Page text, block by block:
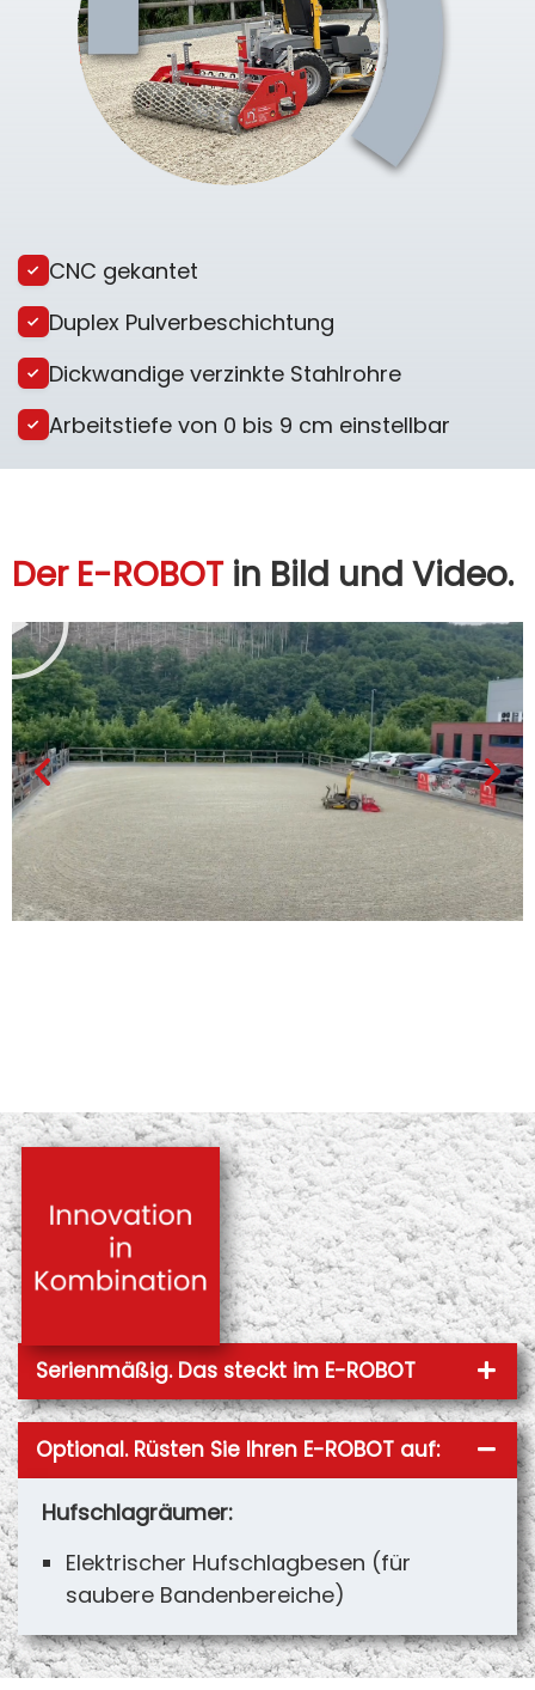
CNC gekantet
Duplex Pulverbeschichtung
Dickwandige verzinkte Stahlrohre
Arbeitstiefe von 0 bis 9 cm einstellbar
Der E-ROBOTin Bild und Video.
Serienmäßig. Das steckt im E-ROBOT
Optional. Rüsten Sie Ihren E-ROBOT auf:
Hufschlagräumer:
Elektrischer Hufschlagbesen (für
saubere Bandenbereiche)